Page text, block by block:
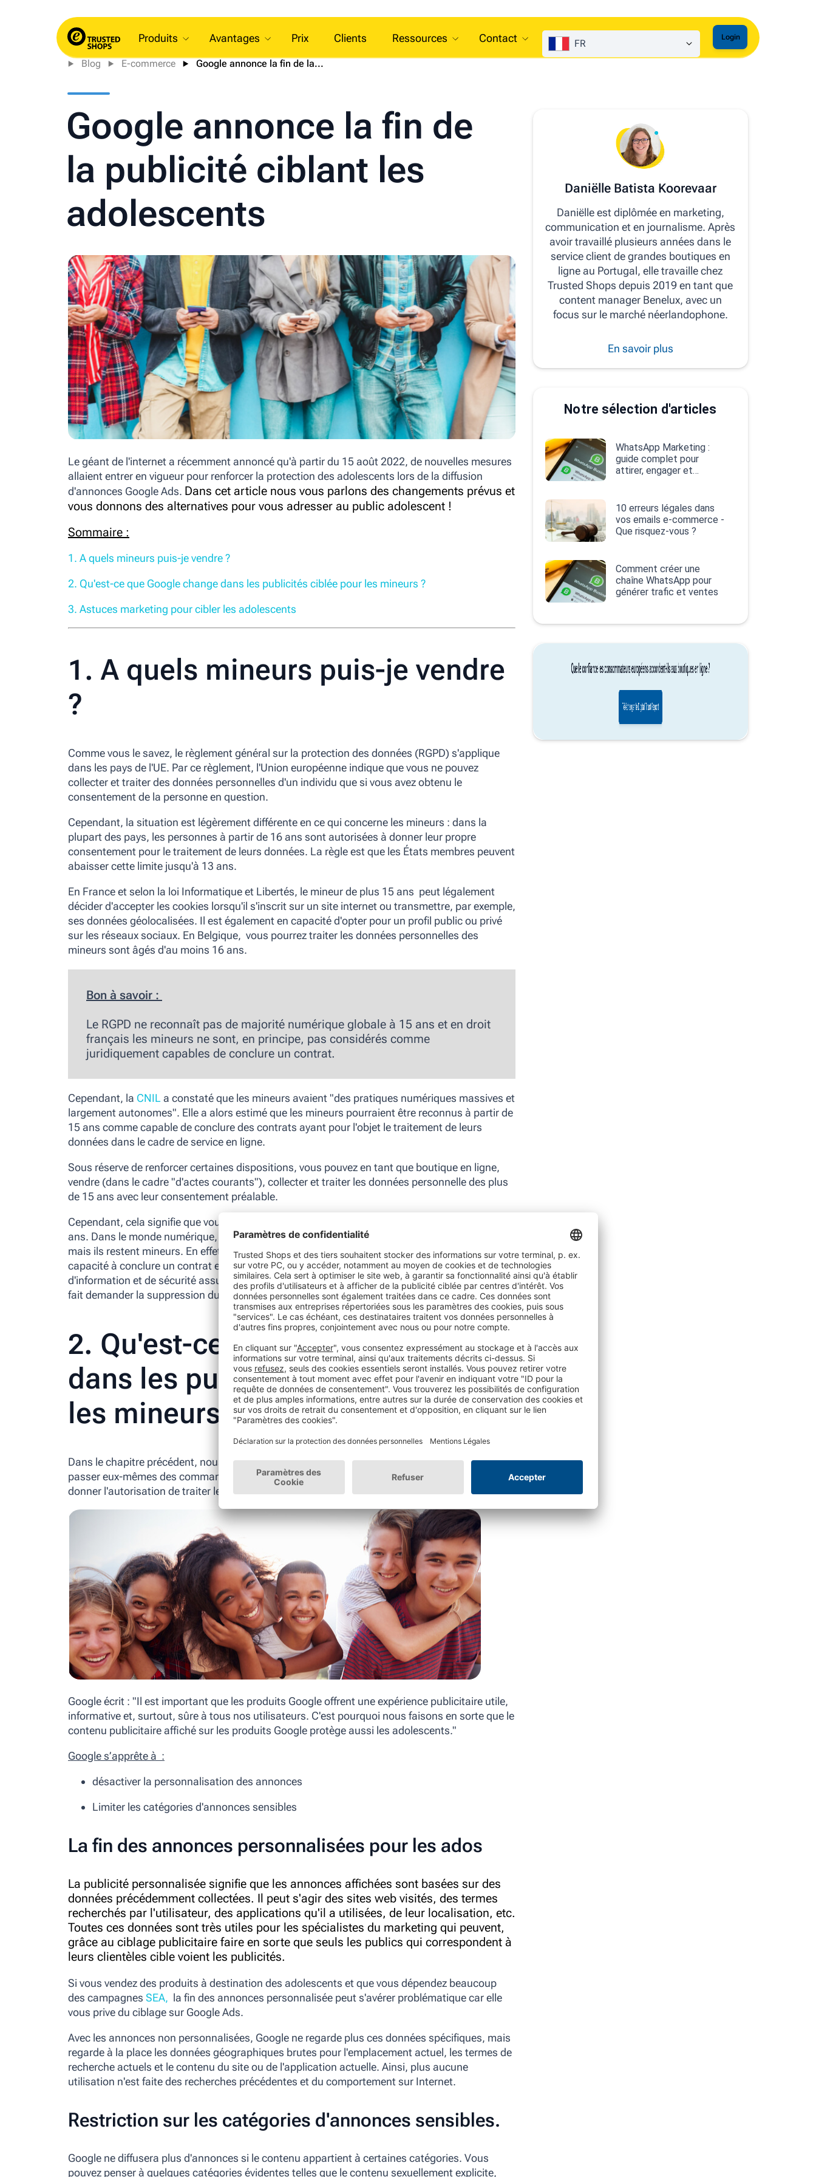
Produits Avantages Prix Clients Ressources Contact FR
Login
Blog E-commerce Google annonce la fin de la...
Google annonce la fin de
la publicité ciblant les
adolescents
Le géant de l'internet a récemment annoncé qu'à partir du 15 août 2022, de nouvelles mesures
allaient entrer en vigueur pour renforcer la protection des adolescents lors de la diffusion
d'annonces Google Ads. Dans cet article nous vous parlons des changements prévus et
vous donnons des alternatives pour vous adresser au public adolescent !
Sommaire :
1. A quels mineurs puis-je vendre ?
2. Qu'est-ce que Google change dans les publicités ciblée pour les mineurs ?
3. Astuces marketing pour cibler les adolescents
1. A quels mineurs puis-je vendre
?
Comme vous le savez, le règlement général sur la protection des données (RGPD) s'applique
dans les pays de l'UE. Par ce règlement, l'Union européenne indique que vous ne pouvez
collecter et traiter des données personnelles d'un individu que si vous avez obtenu le
consentement de la personne en question.
Cependant, la situation est légèrement différente en ce qui concerne les mineurs : dans la
plupart des pays, les personnes à partir de 16 ans sont autorisées à donner leur propre
consentement pour le traitement de leurs données. La règle est que les États membres peuvent
abaisser cette limite jusqu'à 13 ans.
En France et selon la loi Informatique et Libertés, le mineur de plus 15 ans peut légalement
décider d'accepter les cookies lorsqu'il s'inscrit sur un site internet ou transmettre, par exemple,
ses données géolocalisées. Il est également en capacité d'opter pour un profil public ou privé
sur les réseaux sociaux. En Belgique, vous pourrez traiter les données personnelles des
mineurs sont âgés d'au moins 16 ans.
Bon à savoir :
Le RGPD ne reconnaît pas de majorité numérique globale à 15 ans et en droit
français les mineurs ne sont, en principe, pas considérés comme
juridiquement capables de conclure un contrat.
Cependant, la CNIL a constaté que les mineurs avaient "des pratiques numériques massives et
largement autonomes". Elle a alors estimé que les mineurs pourraient être reconnus à partir de
15 ans comme capable de conclure des contrats ayant pour l'objet le traitement de leurs
données dans le cadre de service en ligne.
Sous réserve de renforcer certaines dispositions, vous pouvez en tant que boutique en ligne,
vendre (dans le cadre "d'actes courants"), collecter et traiter les données personnelle des plus
de 15 ans avec leur consentement préalable.
Cependant, cela signifie que vous avez maintenant un groupe spécial : les jeunes de 15 à 17
ans. Dans le monde numérique, ils sont indépendants et peuvent faire leurs propres achats,
mais ils restent mineurs. En effet, en cas de litiges, les tribunaux pourront décider de leur
capacité à conclure un contrat et s’appuieront sur le type de produit vendu, leur prix, le niveau
d'information et de sécurité assuré par le marchand etc. De même, les parents peuvent tout à
fait demander la suppression du traitement de leurs enfants mineurs âgés de 15 à 17 ans.
2. Qu'est-ce que Google change
dans les publicités ciblées pour
les mineurs ?
Dans le chapitre précédent, nous avons parlé de permettre aux jeunes de 15 à 17 ans de
passer eux-mêmes des commandes. Ils sont dans une position particulière car ils peuvent
donner l'autorisation de traiter leurs données, mais ils sont encore mineurs.
Google écrit : "Il est important que les produits Google offrent une expérience publicitaire utile,
informative et, surtout, sûre à tous nos utilisateurs. C'est pourquoi nous faisons en sorte que le
contenu publicitaire affiché sur les produits Google protège aussi les adolescents."
Google s’apprête à :
désactiver la personnalisation des annonces
Limiter les catégories d'annonces sensibles
La fin des annonces personnalisées pour les ados
La publicité personnalisée signifie que les annonces affichées sont basées sur des
données précédemment collectées. Il peut s'agir des sites web visités, des termes
recherchés par l'utilisateur, des applications qu'il a utilisées, de leur localisation, etc.
Toutes ces données sont très utiles pour les spécialistes du marketing qui peuvent,
grâce au ciblage publicitaire faire en sorte que seuls les publics qui correspondent à
leurs clientèles cible voient les publicités.
Si vous vendez des produits à destination des adolescents et que vous dépendez beaucoup
des campagnes SEA, la fin des annonces personnalisée peut s'avérer problématique car elle
vous prive du ciblage sur Google Ads.
Avec les annonces non personnalisées, Google ne regarde plus ces données spécifiques, mais
regarde à la place les données géographiques brutes pour l'emplacement actuel, les termes de
recherche actuels et le contenu du site ou de l'application actuelle. Ainsi, plus aucune
utilisation n'est faite des recherches précédentes et du comportement sur Internet.
Restriction sur les catégories d'annonces sensibles.
Google ne diffusera plus d'annonces si le contenu appartient à certaines catégories. Vous
pouvez penser à quelques catégories évidentes telles que le contenu sexuellement explicite,
Daniëlle Batista Koorevaar
Daniëlle est diplômée en marketing,
communication et en journalisme. Après
avoir travaillé plusieurs années dans le
service client de grandes boutiques en
ligne au Portugal, elle travaille chez
Trusted Shops depuis 2019 en tant que
content manager Benelux, avec un
focus sur le marché néerlandophone.
En savoir plus
Notre sélection d'articles
WhatsApp Marketing :
guide complet pour
attirer, engager et
10 erreurs légales dans
vos emails e‑commerce -
Que risquez-vous ?
Comment créer une
chaîne WhatsApp pour
générer trafic et ventes